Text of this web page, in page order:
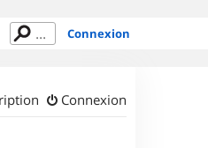
Connexion
Connexion